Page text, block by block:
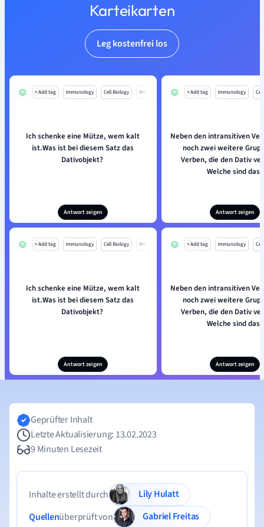
Karteikarten
Leg kostenfrei los
+ Add tag Immunology Cell Biology Mo
Ich schenke eine Mütze, wem kalt
ist.Was ist bei diesem Satz das
Dativobjekt?
Antwort zeigen
+ Add tag Immunology
Neben den intransitiven
noch zwei weitere
Verben, die den Dativ
Welche sind das?
Antwort zeigen
+ Add tag Immunology Cell Biology Mo
Ich schenke eine Mütze, wem kalt
ist.Was ist bei diesem Satz das
Dativobjekt?
Antwort zeigen
+ Add tag Immunology
Neben den intransitiven
noch zwei weitere
Verben, die den Dativ
Welche sind das?
Antwort zeigen
Geprüfter Inhalt
Letzte Aktualisierung: 13.02.2023
9 Minuten Lesezeit
Inhalte erstellt durch
Lily Hulatt
Quellenüberprüft von
Gabriel Freitas